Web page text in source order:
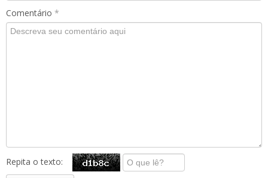
Comentário *
Repita o texto: